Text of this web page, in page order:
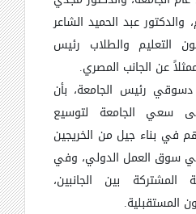
عبد الحميد الشاعر
التعليم والطلاب رئيس
عن الجانب المصري.
دسوقي رئيس الجامعة، بأن
سعي الجامعة لتوسيع
في بناء جيل من الخريجين
سوق العمل الدولي، وفي
المشتركة بين الجانبين،
المستقبلية.